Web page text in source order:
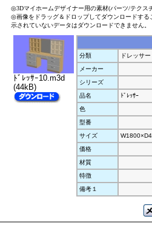
◎3Dマイホームデザイナー用の素材(パーツ/テクス
◎画像をドラッグ＆ドロップしてダウンロードす
示されていないデータはダウンロードできません。
ﾄﾞﾚｯｻｰ10.m3d
(44kB)
分類
ドレッサー
メーカー
シリーズ
品名
ﾄﾞﾚｯｻｰ
色
型番
サイズ
価格
材質
特徴
備考１